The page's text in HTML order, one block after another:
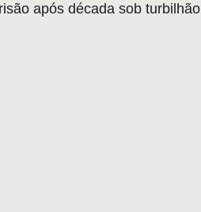
após década sob turbilhão